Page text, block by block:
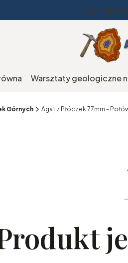
Warsztaty geologiczne
Górnych Agat z Płóczek 77mm -